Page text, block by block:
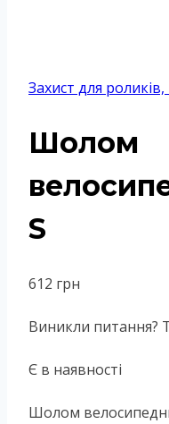
Захист для
Шолом
S
612 грн
Виникли питання?
Є в наявності
Шолом